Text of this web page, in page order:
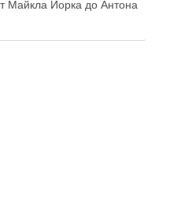
Майкла Йорка до Антона